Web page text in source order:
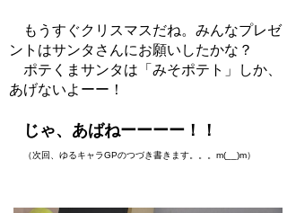
もうすぐクリスマスだね。みんなプレゼ
ントはサンタさんにお願いしたかな？
ポテくまサンタは「みそポテト」しか、
あげないよーー！
じゃ、あばねーーーー！！
（次回、ゆるキャラGPのつづき書きます。。。m(__)m）